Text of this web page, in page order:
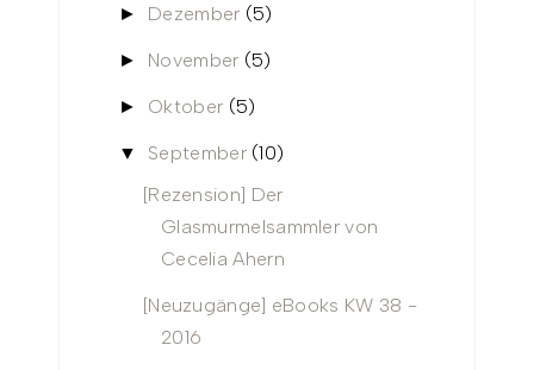
► Dezember (5)
► November (5)
► Oktober (5)
▼ September (10)
[Rezension] Der
Glasmurmelsammler von
Cecelia Ahern
[Neuzugänge] eBooks KW 38 -
2016